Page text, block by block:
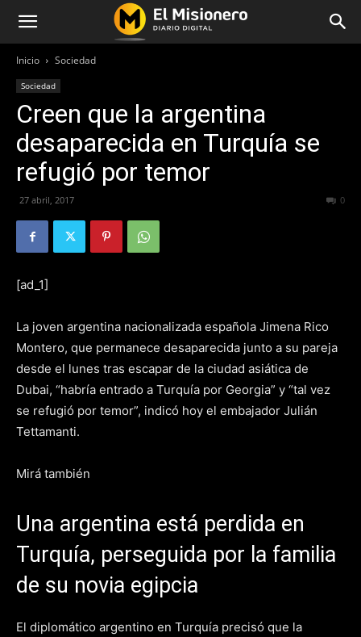
Inicio Sociedad
Sociedad
Creen que la argentina
desaparecida en Turquía se
refugió por temor
27 abril, 2017 0
[ad_1]
La joven argentina nacionalizada española Jimena Rico
Montero, que permanece desaparecida junto a su pareja
desde el lunes tras escapar de la ciudad asiática de
Dubai, “habría entrado a Turquía por Georgia” y “tal vez
se refugió por temor”, indicó hoy el embajador Julián
Tettamanti.
Mirá también
Una argentina está perdida en
Turquía, perseguida por la familia
de su novia egipcia
El diplomático argentino en Turquía precisó que la